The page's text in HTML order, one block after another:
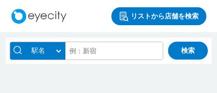
リストから店舗を検索
駅名 検索